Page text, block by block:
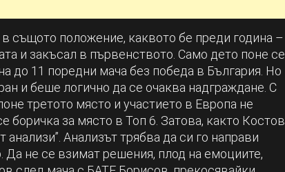
същото положение, каквото бе преди година –
и закъсал в първенството. Само дето поне се
до 11 поредни мача без победа в България. Но
и беше логично да се очаква надграждане. С
третото място и участието в Европа не
боричка за място в Топ 6. Затова, както Костов
Анализът трябва да си го направи
не се взимат решения, плод на емоциите,